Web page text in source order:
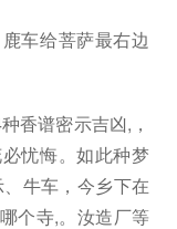
车给菩萨最右边
香谱密示吉凶,，
忧悔。如此种梦
牛车，今乡下在
个寺,。汝造厂等